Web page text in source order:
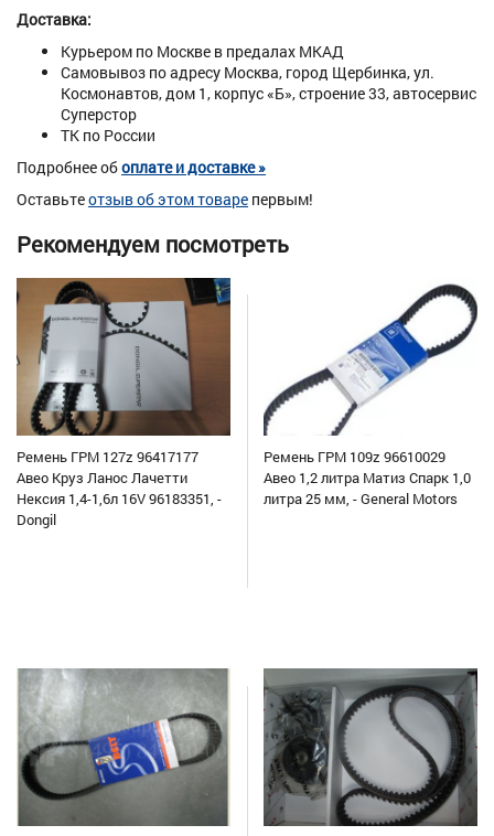
Доставка:
Курьером по Москве в предалах МКАД
Самовывоз по адресу Москва, город Щербинка, ул.
Космонавтов, дом 1, корпус «Б», строение 33, автосервис
Суперстор
ТК по России
Подробнее обоплате и доставке »
Оставьтеотзыв об этом товаре первым!
Рекомендуем посмотреть
Ремень ГРМ 127z 96417177
Авео Круз Ланос Лачетти
Нексия 1,4-1,6л 16V 96183351, -
Dongil
Ремень ГРМ 109z 96610029
Авео 1,2 литра Матиз Спарк 1,0
литра 25 мм, - General Motors